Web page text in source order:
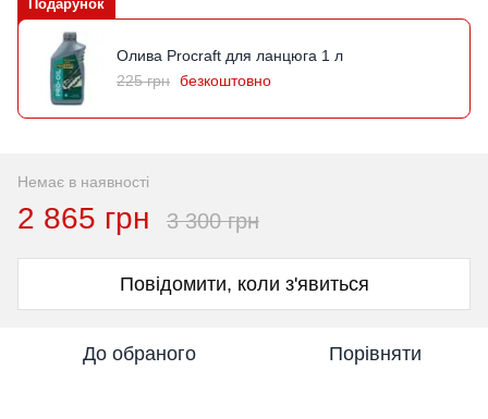
Подарунок
Олива Procraft для ланцюга 1 л
225 грн безкоштовно
Немає в наявності
2 865 грн 3 300 грн
Повідомити, коли з'явиться
До обраного Порівняти